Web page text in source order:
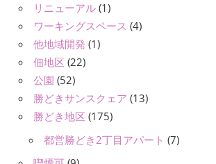
リニューアル (1)
ワーキングスペース (4)
他地域開発 (1)
佃地区 (22)
公園 (52)
勝どきサンスクェア (13)
勝どき地区 (175)
都営勝どき2丁目アパート (7)